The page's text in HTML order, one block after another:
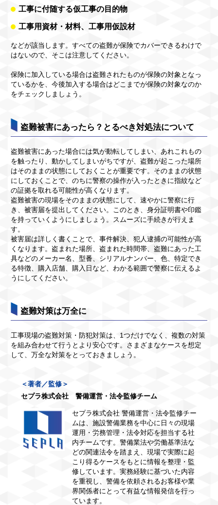
工事に付随する仮工事の目的物
工事用資材・材料、工事用仮設材
などが該当します。すべての盗難が保険でカバーできるわけで
はないので、そこは注意してください。
保険に加入している場合は盗難されたものが保険の対象となっ
ているかを、今後加入する場合はどこまでが保険の対象なのか
をチェックしましょう。
盗難被害にあったら？とるべき対処法について
盗難被害にあった場合には気が動転してしまい、あれこれもの
を触ったり、動かしてしまいがちですが、盗難が起こった場所
はそのままの状態にしておくことが重要です。そのままの状態
にしておくことで、のちに警察の操作が入ったときに指紋など
の証拠を取れる可能性が高くなります。
盗難被害の現場をそのままの状態にして、速やかに警察に行
き、被害届を提出してください。このとき、身分証明書や印鑑
を持っていくようにしましょう。スムーズに手続きが行えま
す。
被害届は詳しく書くことで、事件解決、犯人逮捕の可能性が高
くなります。盗まれた場所、盗まれた時間帯、盗難にあった工
具などのメーカー名、型番、シリアルナンバー、色、特定でき
る特徴、購入店舗、購入日など、わかる範囲で警察に伝えるよ
うにしてください。
盗難対策は万全に
工事現場の盗難対策・防犯対策は、1つだけでなく、複数の対策
を組み合わせて行うとより安心です。さまざまなケースを想定
して、万全な対策をとっておきましょう。
＜著者／監修＞
セプラ株式会社 警備運営・法令監修チーム
セプラ株式会社 警備運営・法令監修チー
ムは、施設警備業務を中心に日々の現場
運用・労務管理・法令対応を担当する社
内チームです。警備業法や労働基準法な
どの関連法令を踏まえ、現場で実際に起
こり得るケースをもとに情報を整理・監
修しています。実務経験に基づいた内容
を重視し、警備を依頼されるお客様や業
界関係者にとって有益な情報発信を行っ
ています。